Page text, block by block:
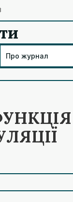
Про журнал